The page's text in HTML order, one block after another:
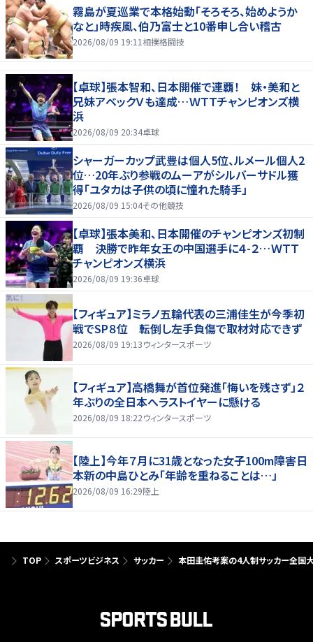
霧島が夏巡業で本格始動「そろそろ、始めようか
なと」時疾風、伯乃富士と10番申し合い稽古
2026/08/09 19:11 相撲格闘技
【卓球】張本智和、日本開催で連覇！ 妹・美和と
兄妹アベックＶも達成…ＷＴＴチャンピオンズ横
浜
2026/08/09 20:34卓球
シャーガーカップ武豊は個人5位、ルメール個人2
位…20年ぶり参戦のムーアがシルバーサドル獲
得「ユタカは子供の頃に憧れた騎手」
2026/08/09 15:04その他競技
【卓球】張本美和、日本開催のチャンピオンズ初制
覇 決勝で昨年女王の中国選手に４-２…ＷＴＴ
チャンピオンズ横浜
2026/08/09 19:36卓球
【フィギュア】ミラノ五輪代表の三浦佳生が今季初
戦でSP８位 転倒し左手負傷で取材対応できず
2026/08/09 19:13ウィンタースポーツ
【フィギュア】高橋舞が首位発進「悔いを残さず」２
年ぶりの全日本へラストイヤーに懸ける
2026/08/09 18:22ウィンタースポーツ
【陸上】今年７月に31歳となった女子100m障害日
本新の中島ひとみ「年齢を重ねることは…」
2026/08/09 16:29陸上
TOP スポーツビジネス サッカー 本田圭佑考案の4人制サッカー全国大